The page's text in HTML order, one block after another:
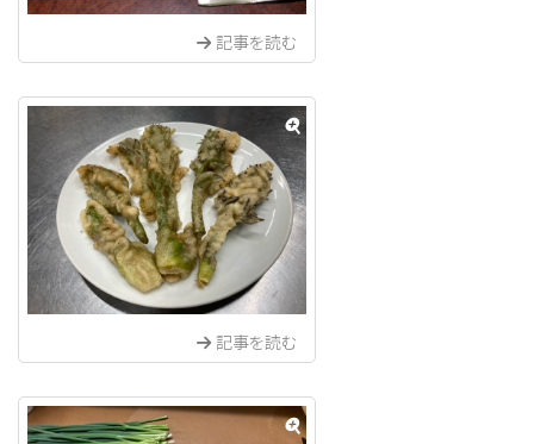
記事を読む
記事を読む